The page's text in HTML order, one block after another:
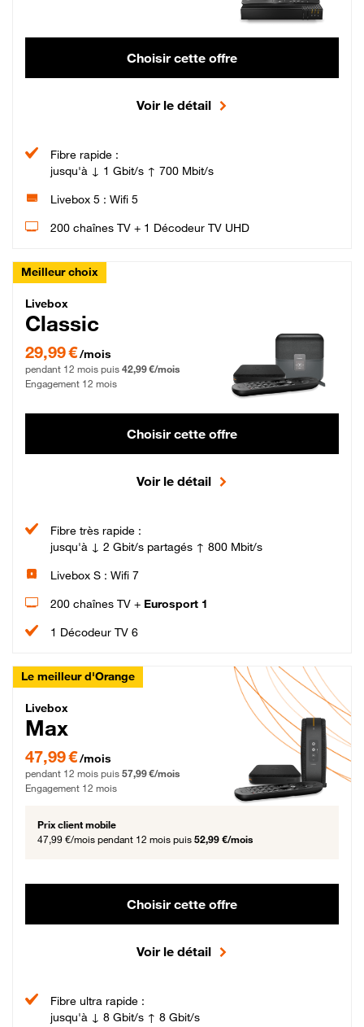
Choisir cette offre
Voir le détail
Fibre rapide :
jusqu'à ↓ 1 Gbit/s ↑ 700 Mbit/s
Livebox 5 : Wifi 5
200 chaînes TV + 1 Décodeur TV UHD
Meilleur choix
Livebox Classic Fibre
Livebox
Classic
29,99 € par mois pendant 12 mois puis 42,99 € par mois, Engagement 12 mois
29,99 €/mois
pendant 12 mois puis 42,99 €/mois
Engagement 12 mois
Choisir cette offre
Voir le détail
Fibre très rapide :
jusqu'à ↓ 2 Gbit/s partagés ↑ 800 Mbit/s
Livebox S : Wifi 7
200 chaînes TV + Eurosport 1
1 Décodeur TV 6
Le meilleur d'Orange
Livebox Max Fibre
Livebox
Max
47,99 € par mois pendant 12 mois puis 57,99 € par mois, Engagement 12 mois
47,99 €/mois
pendant 12 mois puis 57,99 €/mois
Engagement 12 mois
Prix client mobile
47,99 €/mois pendant 12 mois puis 52,99 €/mois
Choisir cette offre
Voir le détail
Fibre ultra rapide :
jusqu'à ↓ 8 Gbit/s ↑ 8 Gbit/s